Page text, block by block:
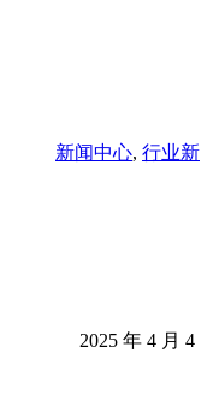
新闻中心, 行业新
2025 年 4 月 4